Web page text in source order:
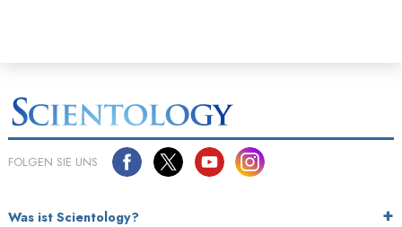
FOLGEN SIE UNS
Was ist Scientology?